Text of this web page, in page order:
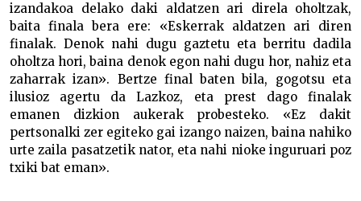
izandakoa delako daki aldatzen ari direla oholtzak,
baita finala bera ere: «Eskerrak aldatzen ari diren
finalak. Denok nahi dugu gaztetu eta berritu dadila
oholtza hori, baina denok egon nahi dugu hor, nahiz eta
zaharrak izan». Bertze final baten bila, gogotsu eta
ilusioz agertu da Lazkoz, eta prest dago finalak
emanen dizkion aukerak probesteko. «Ez dakit
pertsonalki zer egiteko gai izango naizen, baina nahiko
urte zaila pasatzetik nator, eta nahi nioke inguruari poz
txiki bat eman».